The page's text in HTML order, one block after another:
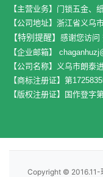
【主营业务】门锁五金、
【公司地址】 浙江省义乌
【特别提醒】 感谢您访问
【企业邮箱】
【公司名称】义乌市朗泰
【商标注册证】第
【版权注册证】国作登字
Copyright © 2016.11-